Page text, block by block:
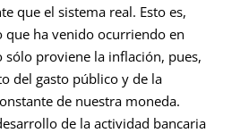
que el sistema real. Esto es,
que ha venido ocurriendo en
sólo proviene la inflación, pues,
del gasto público y de la
de nuestra moneda.
de la actividad bancaria